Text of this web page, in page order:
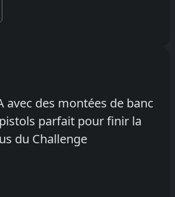
avec des montées de banc
parfait pour finir la
du Challenge